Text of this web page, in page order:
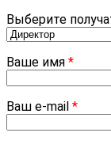
Выберите
Ваше имя *
Ваш e-mail *